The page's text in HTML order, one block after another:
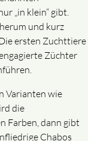
„in klein“ gibt.
und kurz
ersten Zuchttiere
Züchter
Varianten wie
die
Farben, dann gibt
Chabos